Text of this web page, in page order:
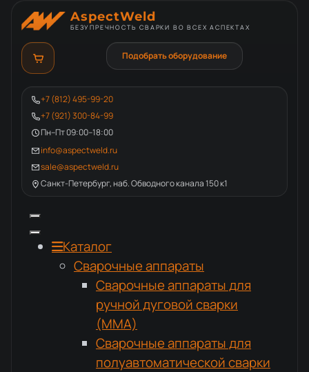
AspectWeld
БЕЗУПРЕЧНОСТЬ СВАРКИ ВО ВСЕХ АСПЕКТАХ
+7 (812) 495-99-20
+7 (921) 300-84-99
Пн–Пт 09:00–18:00
info@aspectweld.ru
sale@aspectweld.ru
Санкт-Петербург, наб. Обводного канала 150 к1
Подобрать оборудование
Каталог
Сварочные аппараты
Сварочные аппараты для
ручной дуговой сварки
(MMA)
Сварочные аппараты для
полуавтоматической сварки